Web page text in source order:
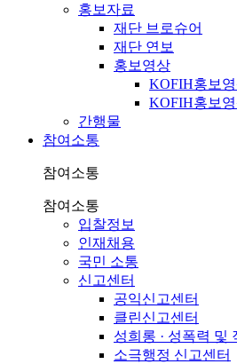
홍보자료
재단 브로슈어
재단 연보
홍보영상
KOFIH홍보
KOFIH홍보
간행물
참여소통
참여소통
참여소통
입찰정보
인재채용
국민 소통
신고센터
공익신고센터
클린신고센터
성희롱 · 성폭력 및
소극행정 신고센터